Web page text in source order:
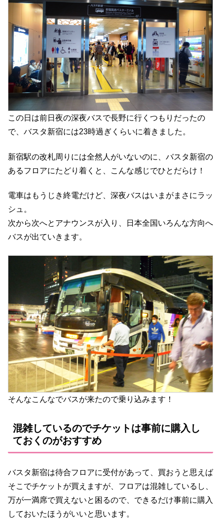
この日は前日夜の深夜バスで長野に行くつもりだったの
で、バスタ新宿には23時過ぎくらいに着きました。
新宿駅の改札周りには全然人がいないのに、バスタ新宿の
あるフロアにたどり着くと、こんな感じでひとだらけ！
電車はもうじき終電だけど、深夜バスはいまがまさにラッ
シュ。
次から次へとアナウンスが入り、日本全国いろんな方向へ
バスが出ていきます。
そんなこんなでバスが来たので乗り込みます！
混雑しているのでチケットは事前に購入し
ておくのがおすすめ
バスタ新宿は待合フロアに受付があって、買おうと思えば
そこでチケットが買えますが、フロアは混雑しているし、
万が一満席で買えないと困るので、できるだけ事前に購入
しておいたほうがいいと思います。